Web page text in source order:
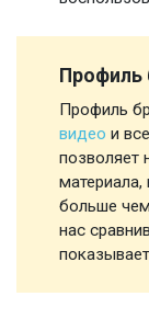
Профиль
Профиль
видео и
позволяет
больше
нас